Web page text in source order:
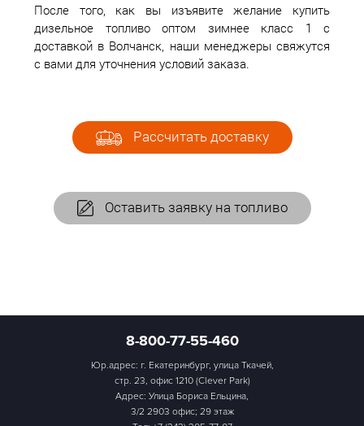
После того, как вы изъявите желание купить
дизельное топливо оптом зимнее класс 1 с
доставкой в Волчанск, наши менеджеры свяжутся
с вами для уточнения условий заказа.
Рассчитать доставку
Оставить заявку на топливо
8-800-77-55-460
Юр.адрес: г. Екатеринбург, улица Ткачей,
стр. 23, офис 1210 (Clever Park)
Адрес: Улица Бориса Ельцина,
3/2 2903 офис; 29 этаж